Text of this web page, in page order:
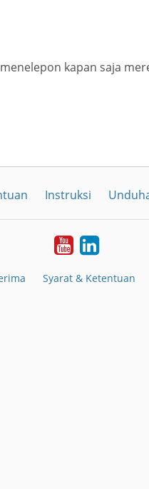
kapan saja
Instruksi
YouTubeLinkedIn
Syarat & Ketentuan